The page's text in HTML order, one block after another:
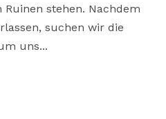
stehen. Nachdem
suchen wir die
uns...